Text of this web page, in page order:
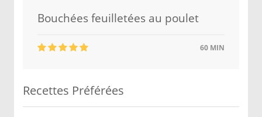
Bouchées feuilletées au poulet
60 MIN
Recettes Préférées